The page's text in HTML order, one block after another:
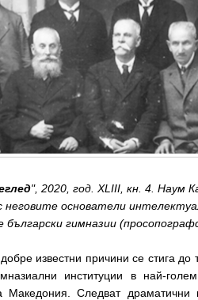
", 2020, год. XLIII, кн. 4. Наум
неговите основатели
български гимназии
известни причини се стига до
институции в най-
Македония. Следват